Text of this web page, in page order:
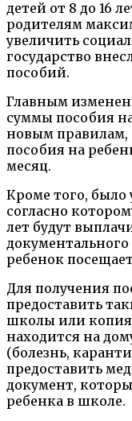
детей от 8 до 16
родителям
увеличить
государство
пособий.
Главным
суммы пособия
новым правилам,
пособия на
месяц.
Кроме того, было
согласно
лет будут
ребенок
Для получения
предоставить
школы или копия
находится на
(болезнь,
предоставить
документ,
ребенка в школе.